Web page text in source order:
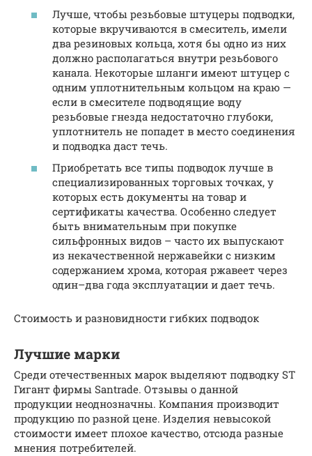
Лучше, чтобы резьбовые штуцеры подводки,
которые вкручиваются в смеситель, имели
два резиновых кольца, хотя бы одно из них
должно располагаться внутри резьбового
канала. Некоторые шланги имеют штуцер с
одним уплотнительным кольцом на краю —
если в смесителе подводящие воду
резьбовые гнезда недостаточно глубоки,
уплотнитель не попадет в место соединения
и подводка даст течь.
Приобретать все типы подводок лучше в
специализированных торговых точках, у
которых есть документы на товар и
сертификаты качества. Особенно следует
быть внимательным при покупке
сильфронных видов – часто их выпускают
из некачественной нержавейки с низким
содержанием хрома, которая ржавеет через
один–два года эксплуатации и дает течь.
Стоимость и разновидности гибких подводок
Лучшие марки
Среди отечественных марок выделяют подводку ST
Гигант фирмы Santrade. Отзывы о данной
продукции неоднозначны. Компания производит
продукцию по разной цене. Изделия невысокой
стоимости имеет плохое качество, отсюда разные
мнения потребителей.